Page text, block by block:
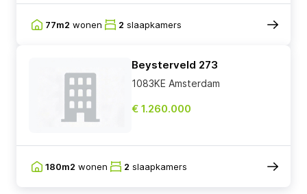
77m2 wonen 2 slaapkamers
Beysterveld 273
1083KE Amsterdam
€ 1.260.000
180m2 wonen 2 slaapkamers